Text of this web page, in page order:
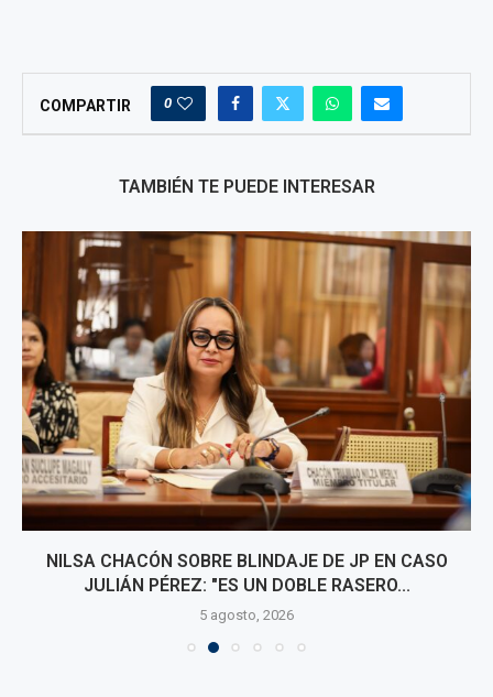
COMPARTIR 0
TAMBIÉN TE PUEDE INTERESAR
NILSA CHACÓN SOBRE BLINDAJE DE JP EN CASO
JULIÁN PÉREZ: "ES UN DOBLE RASERO...
5 agosto, 2026